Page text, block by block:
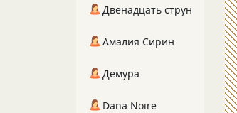
Двенадцать струн
Амалия Сирин
Демура
Dana Noire